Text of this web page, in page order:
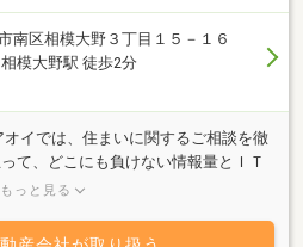
南区相模大野３丁目１５－１６
模大野駅 徒歩2分
イでは、住まいに関するご相談を徹
て、どこにも負けない情報量とＩＴ
より、いち早くお客様のご要望にお
、リフォームならリフォーム会社と
もっと見る